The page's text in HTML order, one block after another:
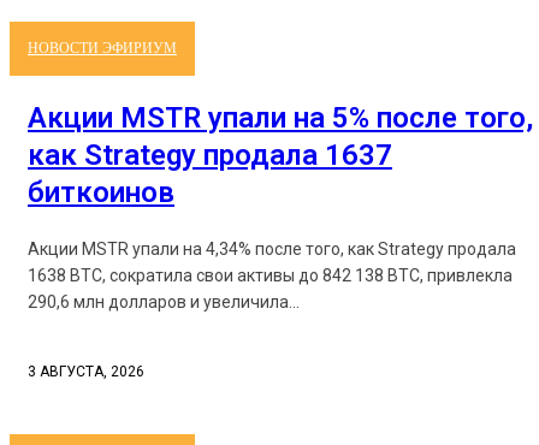
НОВОСТИ ЭФИРИУМ
Акции MSTR упали на 5% после того,
как Strategy продала 1637
биткоинов
Акции MSTR упали на 4,34% после того, как Strategy продала
1638 BTC, сократила свои активы до 842 138 BTC, привлекла
290,6 млн долларов и увеличила...
3 АВГУСТА, 2026